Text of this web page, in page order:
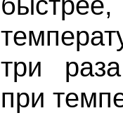
три
при